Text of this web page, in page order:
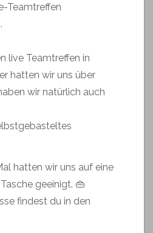
Teamtreffen
.
live Teamtreffen in
hatten wir uns über
wir natürlich auch
hatten wir uns auf eine
geeinigt. 👜
findest du in den